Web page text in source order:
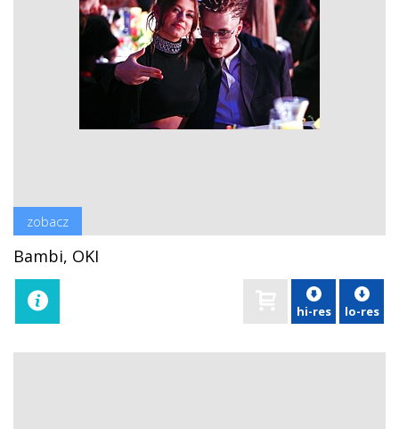
zobacz
Bambi, OKI
hi-res lo-res